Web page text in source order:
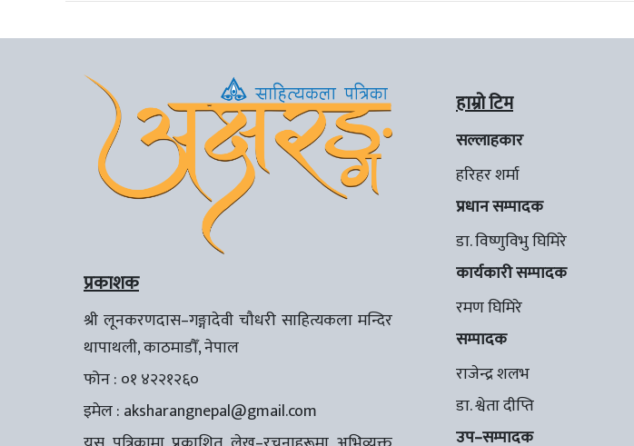
प्रकाशक
श्री लूनकरणदास–गङ्गादेवी चौधरी साहित्यकला मन्दिर
थापाथली, काठमाडौँ, नेपाल
फोन : ०१ ४२२१२६०
इमेल : aksharangnepal@gmail.com
हाम्रो टिम
सल्लाहकार
हरिहर शर्मा
प्रधान सम्पादक
डा. विष्णुविभु घिमिरे
कार्यकारी सम्पादक
रमण घिमिरे
सम्पादक
राजेन्द्र शलभ
डा. श्वेता दीप्ति
उप–सम्पादक